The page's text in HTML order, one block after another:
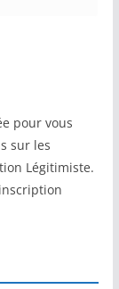
pour vous
sur les
Légitimiste.